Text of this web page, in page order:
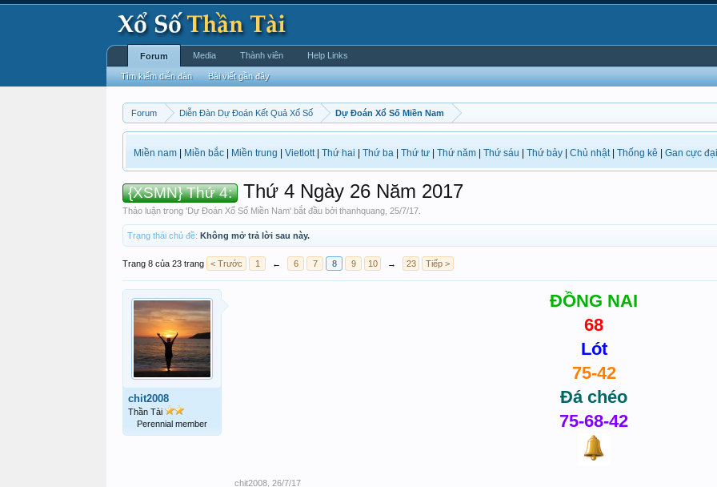
Forum Diễn Đàn Dự Đoán Kết Quả Xổ Số Dự Đoán Xổ Số Miền Nam
Miền nam Miền bắc Miền trung Vietlott| Thứ hai Thứ ba Thứ tư Thứ năm Thứ sáu Thứ bảy Chủ nhật| Thống kê Gan cực đại
{XSMN} Thứ 4: Thứ 4 Ngày 26 Năm 2017
Thảo luận trong 'Dự Đoán Xổ Số Miền Nam' bắt đầu bởi thanhquang 25/7/17
Trạng thái chủ đề: Không mở trả lời sau này.
Trang 8 của 23 trang < Trước 1 ← 6 7 8 9 10 → 23 Tiếp >
chit2008
Thần Tài
Perennial member
ĐỒNG NAI
68
Lót
75-42
Đá chéo
75-68-42
chit2008 26/7/17
Forum
Tìm kiếm diễn đàn Bài viết gần đây
Media Thành viên Help Links